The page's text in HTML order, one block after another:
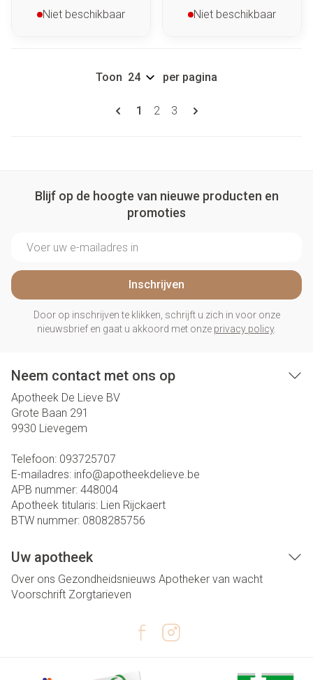
Niet beschikbaar Niet beschikbaar
Pagina's
U lees momenteel pagina
1 Pagina
2 Pagina
3
Toon per pagina
Blijf op de hoogte van nieuwe producten en
promoties
Inschrijven
Door op inschrijven te klikken, schrijft u zich in voor onze
nieuwsbrief en gaat u akkoord met onze privacy policy.
Neem contact met ons op
Apotheek De Lieve BV
Grote Baan 291
9930 Lievegem
Telefoon: 093725707
E-mailadres: info@apotheekdelieve.be
APB nummer: 448004
Apotheek titularis: Lien Rijckaert
BTW nummer: 0808285756
Uw apotheek
Over ons Gezondheidsnieuws Apotheker van wacht
Voorschrift Zorgtarieven